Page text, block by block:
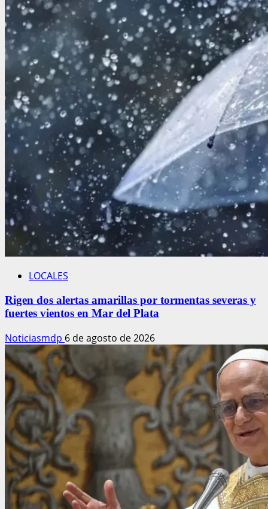
LOCALES
Rigen dos alertas amarillas por tormentas severas y
fuertes vientos en Mar del Plata
Noticiasmdp 6 de agosto de 2026